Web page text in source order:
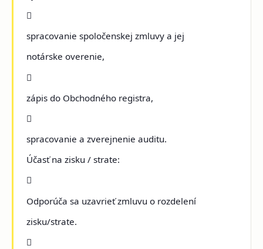

spracovanie spoločenskej zmluvy a jej
notárske overenie,

zápis do Obchodného registra,

spracovanie a zverejnenie auditu.
Účasť na zisku / strate:

Odporúča sa uzavrieť zmluvu o rozdelení
zisku/strate.
